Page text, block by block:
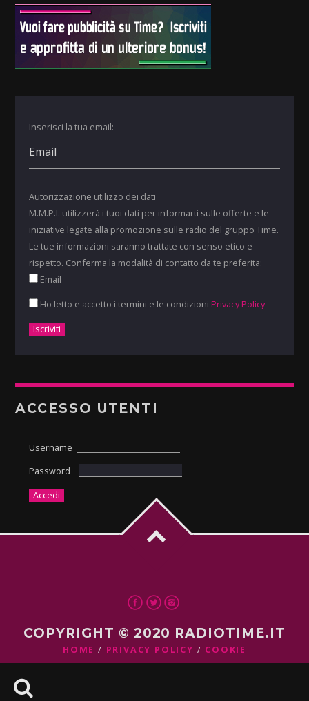
Inserisci la tua email:
Autorizzazione utilizzo dei dati
M.M.P.I. utilizzerà i tuoi dati per informarti sulle offerte e le
iniziative legate alla promozione sulle radio del gruppo Time.
Le tue informazioni saranno trattate con senso etico e
rispetto. Conferma la modalità di contatto da te preferita:
Email
Ho letto e accetto i termini e le condizioni Privacy Policy
ACCESSO UTENTI
Username
Password
COPYRIGHT © 2020 RADIOTIME.IT
HOME PRIVACY POLICY COOKIE